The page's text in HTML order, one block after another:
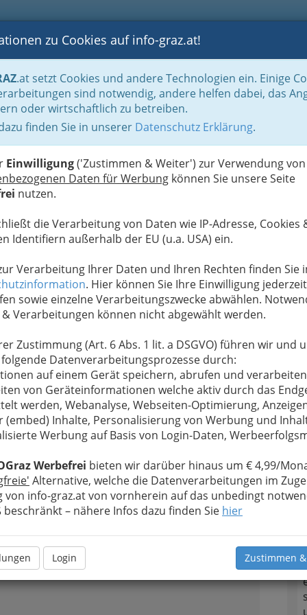
BLOGS FOTOS GASTRONOMIE BRANCHEN
zu Cookies auf info-graz.at!
.at setzt Cookies und andere Technologien ein. Einige
sind notwendig, andere helfen dabei, das
oder wirtschaftlich zu betreiben.
finden Sie in unserer Datenschutz Erklärung.
Einwilligung('Zustimmen & Weiter') zur Verwendung von
Daten für Werbung können Sie unsere Seite
nutzen.
die Verarbeitung von Daten wie IP-Adresse, Cookies
Identifiern außerhalb der EU (u.a. USA) ein.
Verarbeitung Ihrer Daten und Ihren Rechten finden Sie
. Hier können Sie Ihre Einwilligung jederzeit
sowie einzelne Verarbeitungszwecke abwählen.
& Verarbeitungen können nicht abgewählt werden.
Zustimmung (Art. 6 Abs. 1 lit. a DSGVO) führen wir und
Datenverarbeitungsprozesse durch:
auf einem Gerät speichern, abrufen und
von Geräteinformationen welche aktiv durch das
werden, Webanalyse, Webseiten-Optimierung,
(embed) Inhalte, Personalisierung von Werbung und
Werbung auf Basis von Login-Daten,
Werbefrei bieten wir darüber hinaus um € 4,99/
Alternative, welche die Datenverarbeitungen im
von info-graz.at von vornherein auf das unbedingt
beschränkt – nähere Infos dazu finden Sie hier
Login Zustimmen
& Handwerk, Gliederung der WKO Dachdecker & Pflasterer
- Dachdeckerei:
u.v.m.
die
Ihrer
abhängt. Der
Gewährleistung für die
die einwandfreie Funktion des gesamten
Werterhalt des gesamten Gebäudes.
Fachwissen und dem Engagement des
gerne für individuelle Fragen zur
sorgfältige und umfassende Beratung ist ihnen
auf Jahre hinaus.Die Auftragsvergabe an
des Dachdeckerhandwerks ist darüber
.
Alle Bezirke
1